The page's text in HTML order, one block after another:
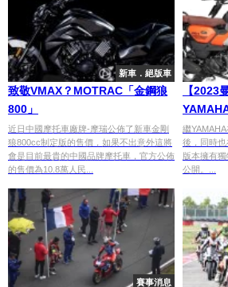
新車．絕版車
致敬VMAX？MOTRAC「金鋼狼
800」
近日中國摩托車廠牌-摩瑞公佈了新車金剛
狼800cc制定版的售價，如果不出意外這將
會是目前最貴的中國品牌摩托車，官方公佈
的售價為10.8萬人民...
【2023
獨特色
繼
後，同時
版本擁有
公開。...
賽事消息